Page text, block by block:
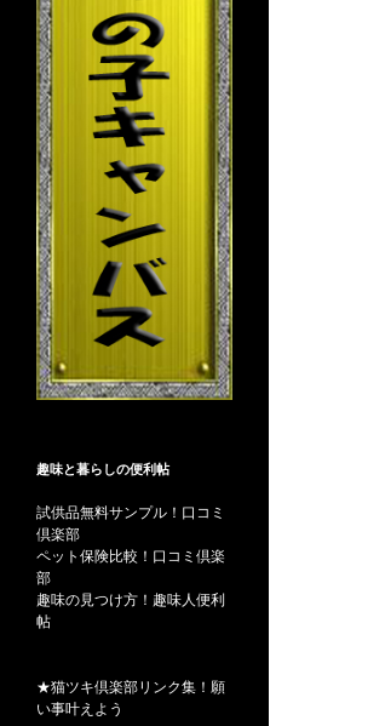
趣味と暮らしの便利帖
試供品無料サンプル！口コミ
倶楽部
ペット保険比較！口コミ倶楽
部
趣味の見つけ方！趣味人便利
帖
★猫ツキ倶楽部リンク集！願
い事叶えよう